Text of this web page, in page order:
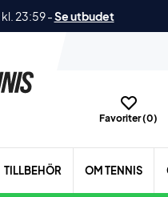
23:59-Se utbudet
Favoriter (0)
TILLBEHÖR OM TENNIS